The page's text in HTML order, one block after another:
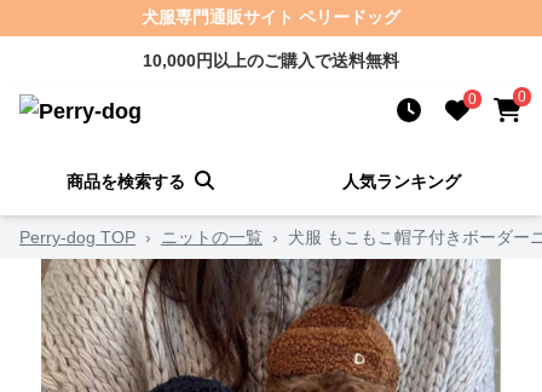
犬服専門通販サイト ペリードッグ
10,000円以上のご購入で送料無料
0 0
商品を検索する 人気ランキング
Perry-dog TOP › ニットの一覧 › 犬服 もこもこ帽子付きボーダー